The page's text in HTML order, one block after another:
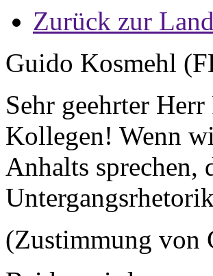
Zurück zur
Guido Kosmehl
Sehr geehrter
Kollegen! Wenn
Anhalts sprechen,
(Zustimmung von